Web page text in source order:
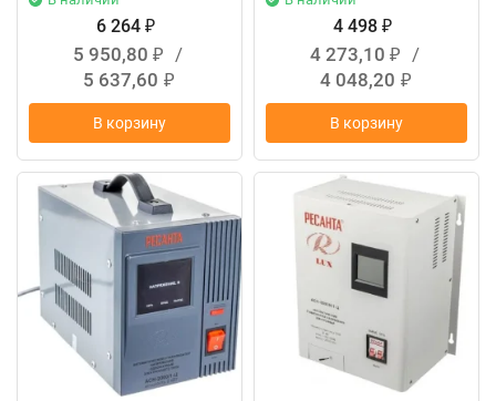
6 264 ₽
5 950,80 ₽
/
5 637,60 ₽
В корзину
4 498 ₽
4 273,10 ₽
/
4 048,20 ₽
В корзину